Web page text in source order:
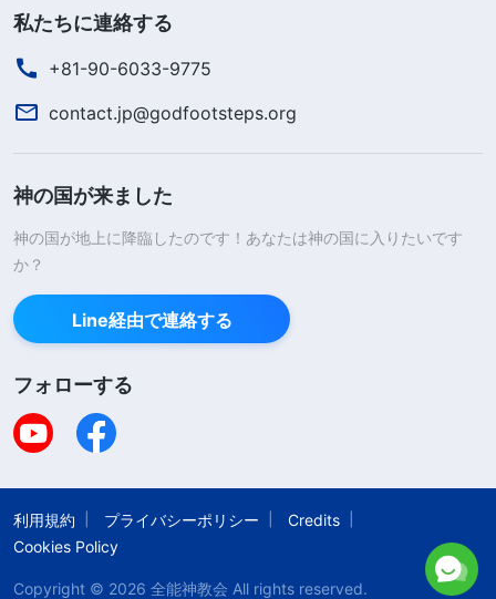
れるのですか？」と言うので、答えました。「は
い。人は主イエスに贖われて、罪を赦されたけど、
に罪を告白しているわ。聖書の言葉です。『
がなければ、だれも主を見られない』（へブル人へ
の手紙 12:14）。だから今の私たちに神の国に入る
資格はない。でも私たちは知っています。神は人を
愛し、その望みは、すべての人が救われ、神の国に
入り、神の光の中で生きること。では、神はその望
みをどうやって叶えるのでしょう？ 聖書にはこう
あるわ。『キリスト
めに、一度だけご自身をささげられた後、彼を待ち
望んでいる人々に、罪を負うためではなしに二度目
の手紙 9:28）。主は終わりの日に人を救うために
再来し、罪の足かせから人を完全に開放し、神に従
い、神の旨を行う人間にするの。人が完全に救われ
私たちに連絡する
+81-90-6033-9775
contact.jp@godfootsteps.org
神の国が来ました
神の国が地上に降臨したのです！あなたは神の国に入りたいです
か？
Line経由で連絡する
フォローする
利用規約 プライバシーポリシー
Credits
Cookies Policy
Copyright © 2026 全能神教会 All rights reserved.